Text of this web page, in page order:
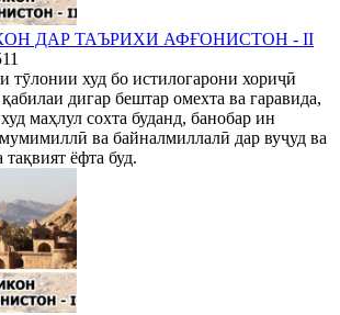
ДАР ТАЪРИХИ АФҒОНИСТОН - II
тӯлонии худ бо истилогарони хориҷӣ
дигар бештар омехта ва гаравида,
маҳлул сохта буданд, банобар ин
ва байналмиллалӣ дар вуҷуд ва
ёфта буд.